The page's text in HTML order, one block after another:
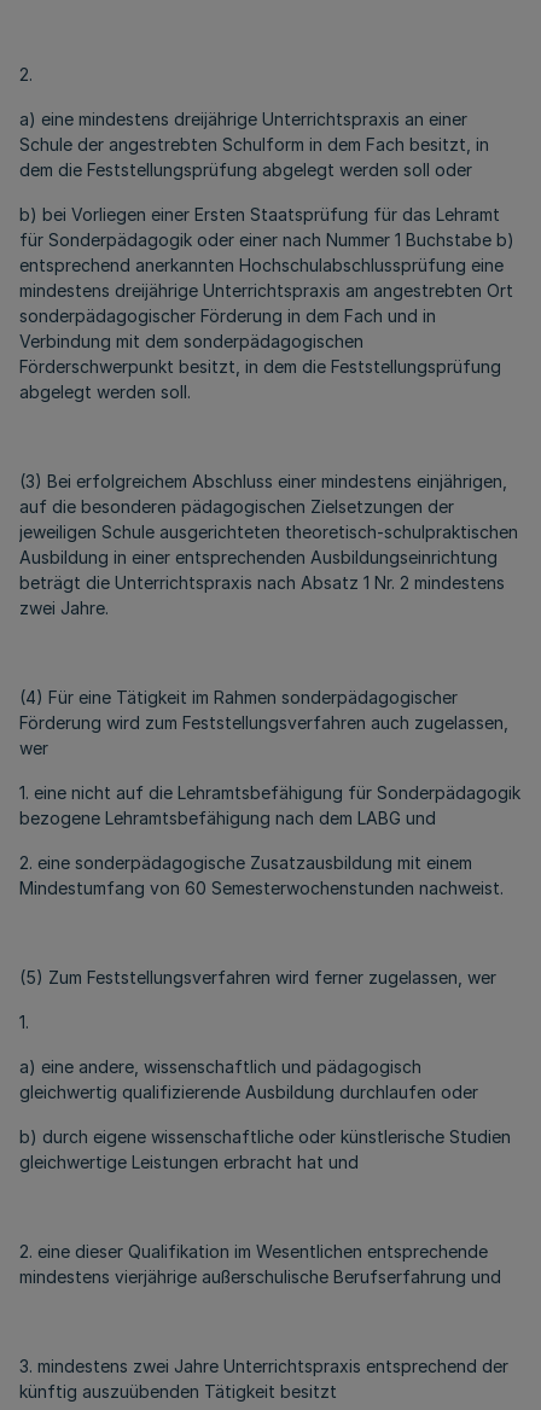
2.
a) eine mindestens dreijährige Unterrichtspraxis an einer
Schule der angestrebten Schulform in dem Fach besitzt, in
dem die Feststellungsprüfung abgelegt werden soll oder
b) bei Vorliegen einer Ersten Staatsprüfung für das Lehramt
für Sonderpädagogik oder einer nach Nummer 1 Buchstabe b)
entsprechend anerkannten Hochschulabschlussprüfung eine
mindestens dreijährige Unterrichtspraxis am angestrebten Ort
sonderpädagogischer Förderung in dem Fach und in
Verbindung mit dem sonderpädagogischen
Förderschwerpunkt besitzt, in dem die Feststellungsprüfung
abgelegt werden soll.
(3) Bei erfolgreichem Abschluss einer mindestens einjährigen,
auf die besonderen pädagogischen Zielsetzungen der
jeweiligen Schule ausgerichteten theoretisch-schulpraktischen
Ausbildung in einer entsprechenden Ausbildungseinrichtung
beträgt die Unterrichtspraxis nach Absatz 1 Nr. 2 mindestens
zwei Jahre.
(4) Für eine Tätigkeit im Rahmen sonderpädagogischer
Förderung wird zum Feststellungsverfahren auch zugelassen,
wer
1. eine nicht auf die Lehramtsbefähigung für Sonderpädagogik
bezogene Lehramtsbefähigung nach dem LABG und
2. eine sonderpädagogische Zusatzausbildung mit einem
Mindestumfang von 60 Semesterwochenstunden nachweist.
(5) Zum Feststellungsverfahren wird ferner zugelassen, wer
1.
a) eine andere, wissenschaftlich und pädagogisch
gleichwertig qualifizierende Ausbildung durchlaufen oder
b) durch eigene wissenschaftliche oder künstlerische Studien
gleichwertige Leistungen erbracht hat und
2. eine dieser Qualifikation im Wesentlichen entsprechende
mindestens vierjährige außerschulische Berufserfahrung und
3. mindestens zwei Jahre Unterrichtspraxis entsprechend der
künftig auszuübenden Tätigkeit besitzt